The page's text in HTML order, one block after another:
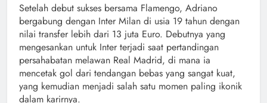
Setelah debut sukses bersama Flamengo, Adriano
bergabung dengan Inter Milan di usia 19 tahun dengan
nilai transfer lebih dari 13 juta Euro. Debutnya yang
mengesankan untuk Inter terjadi saat pertandingan
persahabatan melawan Real Madrid, di mana ia
mencetak gol dari tendangan bebas yang sangat kuat,
yang kemudian menjadi salah satu momen paling ikonik
dalam karirnya.